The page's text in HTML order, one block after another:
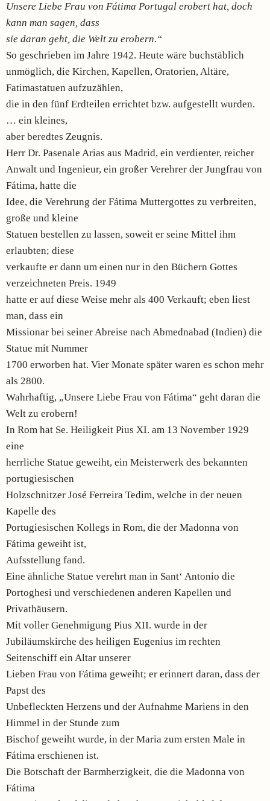
Unsere Liebe Frau von Fátima Portugal erobert hat, doch
kann man sagen, dass
sie daran geht, die Welt zu erobern.“
So geschrieben im Jahre 1942. Heute wäre buchstäblich
unmöglich, die Kirchen, Kapellen, Oratorien, Altäre,
Fatimastatuen aufzuzählen,
die in den fünf Erdteilen errichtet bzw. aufgestellt wurden.
… ein kleines,
aber beredtes Zeugnis.
Herr Dr. Pasenale Arias aus Madrid, ein verdienter, reicher
Anwalt und Ingenieur, ein großer Verehrer der Jungfrau von
Fátima, hatte die
Idee, die Verehrung der Fátima Muttergottes zu verbreiten,
große und kleine
Statuen bestellen zu lassen, soweit er seine Mittel ihm
erlaubten; diese
verkaufte er dann um einen nur in den Büchern Gottes
verzeichneten Preis. 1949
hatte er auf diese Weise mehr als 400 Verkauft; eben liest
man, dass ein
Missionar bei seiner Abreise nach Abmednabad (Indien) die
Statue mit Nummer
1700 erworben hat. Vier Monate später waren es schon mehr
als 2800.
Wahrhaftig, „Unsere Liebe Frau von Fátima“ geht daran die
Welt zu erobern!
In Rom hat Se. Heiligkeit Pius XI. am 13 November 1929
eine
herrliche Statue geweiht, ein Meisterwerk des bekannten
portugiesischen
Holzschnitzer José Ferreira Tedim, welche in der neuen
Kapelle des
Portugiesischen Kollegs in Rom, die der Madonna von
Fátima geweiht ist,
Aufsstellung fand.
Eine ähnliche Statue verehrt man in Sant‘ Antonio die
Portoghesi und verschiedenen anderen Kapellen und
Privathäusern.
Mit voller Genehmigung Pius XII. wurde in der
Jubiläumskirche des heiligen Eugenius im rechten
Seitenschiff ein Altar unserer
Lieben Frau von Fátima geweiht; er erinnert daran, dass der
Papst des
Unbefleckten Herzens und der Aufnahme Mariens in den
Himmel in der Stunde zum
Bischof geweiht wurde, in der Maria zum ersten Male in
Fátima erschienen ist.
Die Botschaft der Barmherzigkeit, die die Madonna von
Fátima